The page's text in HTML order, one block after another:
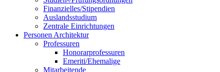
Finanzielles/Stipendien
Auslandsstudium
Zentrale Einrichtungen
Personen Architektur
Professuren
Honorarprofessuren
Emeriti/Ehemalige
Mitarbeitende